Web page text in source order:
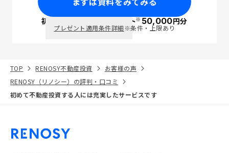
初回面談で ポイント※50,000円分
プレゼント適用条件詳細※条件・上限あり
TOP RENOSY不動産投資
お客様の声
RENOSY（リノシー）の評判・口コミ
初めて不動産投資する人には充実したサービスです